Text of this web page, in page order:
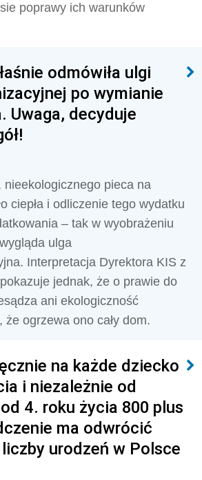
poprawy ich warunków
odmówiła ulgi
po wymianie
Uwaga, decyduje
nieekologicznego pieca na
ciepła i odliczenie tego wydatku
– tak w wyobrażeniu
ulga
Interpretacja Dyrektora KIS z
jednak, że o prawie do
ani ekologiczność
ogrzewa ono cały dom.
na każde dziecko
i niezależnie od
4. roku życia 800 plus
ma odwrócić
urodzeń w Polsce